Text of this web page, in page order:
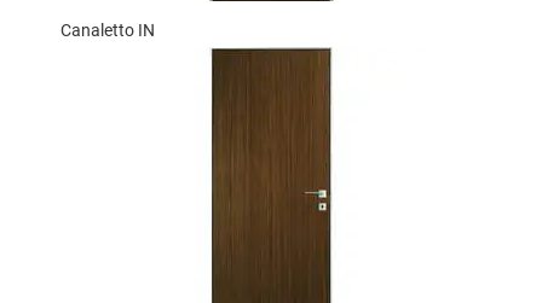
Canaletto IN